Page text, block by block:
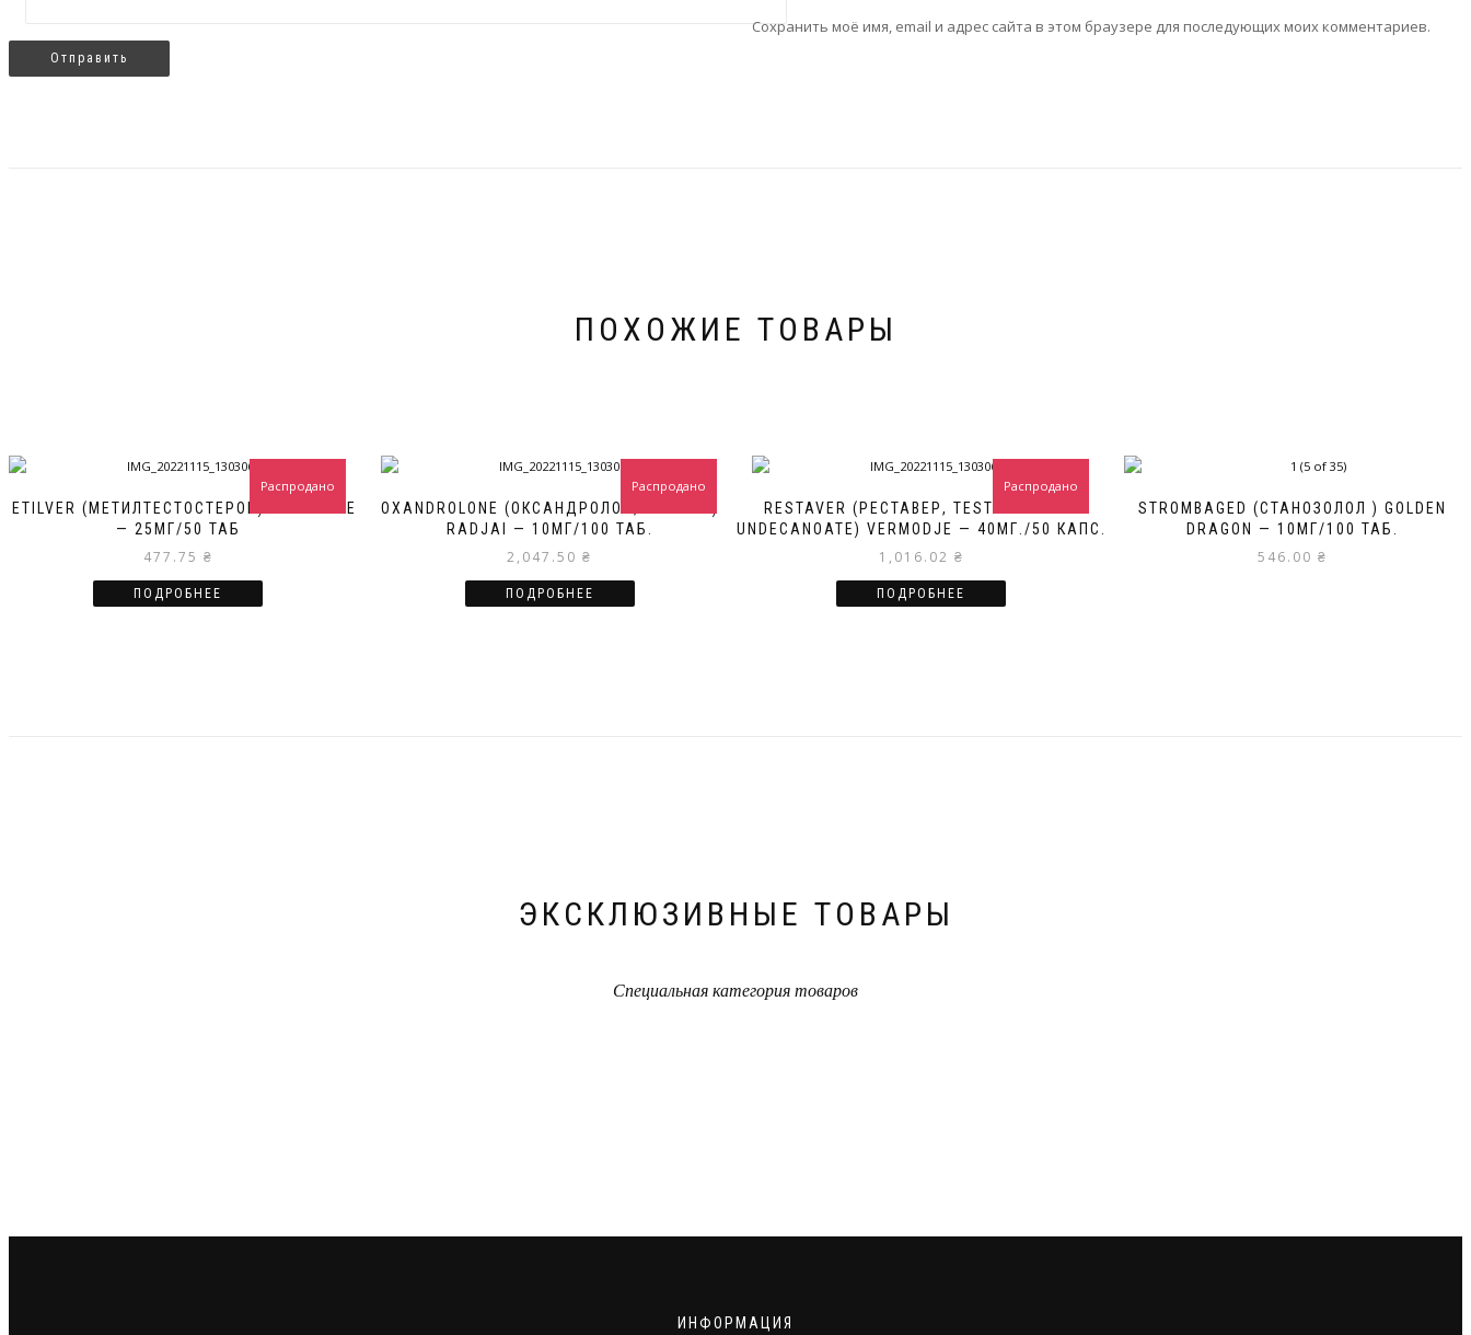
Сохранить моё имя, email и адрес сайта в этом браузере для последующих моих комментариев.
ПОХОЖИЕ ТОВАРЫ
METILVER (МЕТИЛТЕСТОСТЕРОН) VERMODJE
— 25МГ/50 ТАБ
477.75 ₴
Распродано
ПОДРОБНЕЕ
OXANDROLONE (ОКСАНДРОЛОН, АНАВАР)
RADJAI — 10МГ/100 ТАБ.
2,047.50₴
Распродано
ПОДРОБНЕЕ
RESTAVER (РЕСТАВЕР, TESTOSTERONE
UNDECANOATE) VERMODJE — 40МГ./50 КАПС.
1,016.02 ₴
Распродано
ПОДРОБНЕЕ
STROMBAGED (СТАНОЗОЛОЛ ) GOLDEN
DRAGON — 10МГ/100 ТАБ.
546.00₴
ЭКСКЛЮЗИВНЫЕ ТОВАРЫ
Специальная категория товаров
ИНФОРМАЦИЯ